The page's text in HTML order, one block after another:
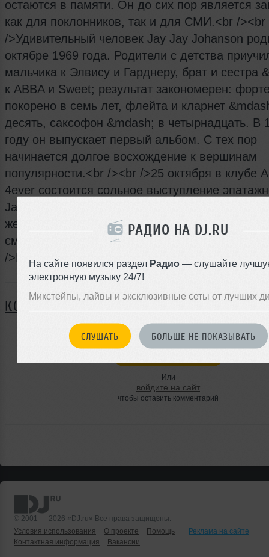
РАДИО НА DJ.RU
На сайте появился раздел Радио — слушайте
электронную музыку 24/7!
Микстейпы, лайвы и эксклюзивные сеты от лучших
СЛУШАТЬ БОЛЬШЕ НЕ ПОКАЗЫВАТЬ
остаются в памяти. Он до сих пор является
как для поклонников, так и для СМИ.<br /><br
/>Удивительный человек Jay Jay Johanson
октябре 1969 года. Родители с детства
мальчика к Элвису и Гарднеру, брат и сестра
к ABBA и Sweet; результат закономерен:
покорено в семь лет, флейта и кларнет
десять, саксофон &mdash; в четырнадцать. В
году он выпускает первый альбом. С тех пор
начинается долгое восхождение к вершинам
популярности.<br /><br />25 октября в клубе
4ever состоится сольное выступление
Jay Johanson. Лучшие хиты, лирические
жесткие и ритмичные трэки &ndash; в эту ночь
смешаются в стенах ARENA 4ever.<br /><br
/>Красочное шоу от ARENA girls
Я ПОЙДУ
КОММЕНТАРИИ
Или
войдите на сайт
чтобы оставить комментарий
© 2001 — 2026 «DJ.ru» Все права защищены.
Условия использования
О проекте Помощь
Реклама на сайте
Контактная информация
Вакансии